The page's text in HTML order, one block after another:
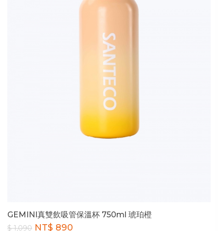
GEMINI真雙飲吸管保溫杯 750ml 琥珀橙
$ 1,090 NT$ 890